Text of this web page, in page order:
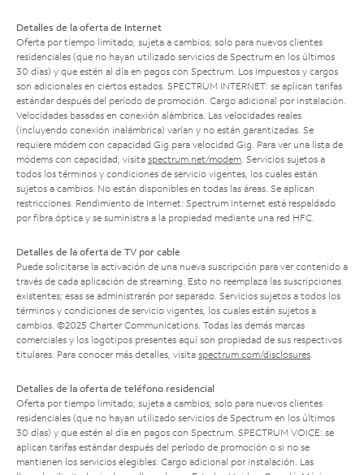
Detalles de la oferta de Internet
Oferta por tiempo limitado; sujeta a cambios; solo para nuevos clientes
residenciales (que no hayan utilizado servicios de Spectrum en los últimos
30 días) y que estén al día en pagos con Spectrum. Los impuestos y cargos
son adicionales en ciertos estados. SPECTRUM INTERNET: se aplican tarifas
estándar después del período de promoción. Cargo adicional por instalación.
Velocidades basadas en conexión alámbrica. Las velocidades reales
(incluyendo conexión inalámbrica) varían y no están garantizadas. Se
requiere módem con capacidad Gig para velocidad Gig. Para ver una lista de
módems con capacidad, visita spectrum.net/modem . Servicios sujetos a
todos los términos y condiciones de servicio vigentes, los cuales están
sujetos a cambios. No están disponibles en todas las áreas. Se aplican
restricciones. Rendimiento de Internet: Spectrum Internet está respaldado
por fibra óptica y se suministra a la propiedad mediante una red HFC.
Detalles de la oferta de TV por cable
Puede solicitarse la activación de una nueva suscripción para ver contenido a
través de cada aplicación de streaming. Esto no reemplaza las suscripciones
existentes; esas se administrarán por separado. Servicios sujetos a todos los
términos y condiciones de servicio vigentes, los cuales están sujetos a
cambios. ©2025 Charter Communications. Todas las demás marcas
comerciales y los logotipos presentes aquí son propiedad de sus respectivos
titulares. Para conocer más detalles, visita spectrum.com/disclosures
Detalles de la oferta de teléfono residencial
Oferta por tiempo limitado; sujeta a cambios; solo para nuevos clientes
residenciales (que no hayan utilizado servicios de Spectrum en los últimos
30 días) y que estén al día en pagos con Spectrum. SPECTRUM VOICE: se
aplican tarifas estándar después del período de promoción o si no se
mantienen los servicios elegibles. Cargo adicional por instalación. Las